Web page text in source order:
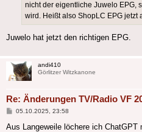
nicht der eigentliche Juwelo EPG,
wird. Heißt also ShopLC EPG jetzt
Juwelo hat jetzt den richtigen EPG.
andi410
Görlitzer Witzkanone
Re: Änderungen TV/Radio VF
Beitrag
05.10.2025, 23:58
Aus Langeweile löchere ich